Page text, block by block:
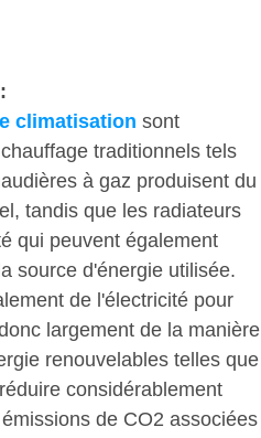
climatisation sont
traditionnels tels
à gaz produisent du
tandis que les radiateurs
qui peuvent également
source d'énergie utilisée.
de l'électricité pour
largement de la manière
renouvelables telles que
considérablement
de CO2 associées